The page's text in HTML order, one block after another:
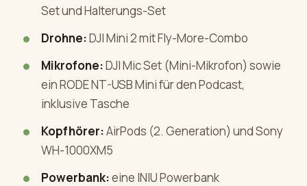
Set und Halterungs-Set
Drohne:DJI Mini 2 mit Fly-More-Combo
Mikrofone:DJI Mic Set (Mini-Mikrofon) sowie
ein RODE NT-USB Mini für den Podcast,
inklusive Tasche
Kopfhörer:AirPods (2. Generation) und Sony
WH-1000XM5
Powerbank:eine INIU Powerbank